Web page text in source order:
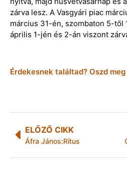
zárva lesz. A Vasgyári piac
március 31-én, szombaton 5-től
április 1-jén és 2-án viszont
Érdekesnek találtad? Oszd
ELŐZŐ CIKK
Áfra János:Rítus